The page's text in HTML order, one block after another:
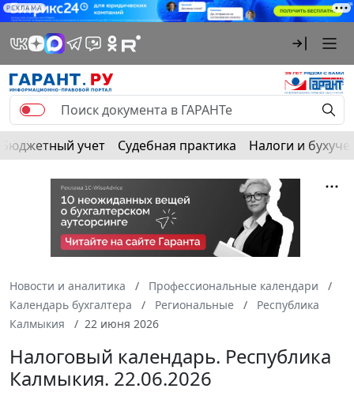
РЕКЛАМА
Бюджетный учет Судебная практика Налоги и
Новости и аналитика
Профессиональные календари
Календарь бухгалтера
Региональные
Республика
Калмыкия
22 июня 2026
Налоговый календарь. Республика
Калмыкия. 22.06.2026